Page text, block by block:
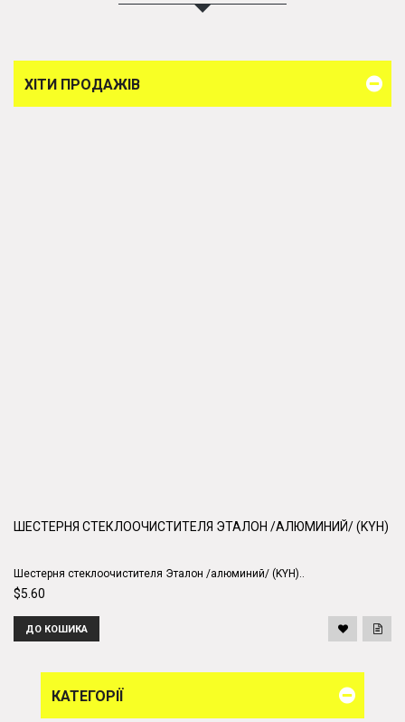
ХІТИ ПРОДАЖІВ
ШЕСТЕРНЯ СТЕКЛООЧИСТИТЕЛЯ ЭТАЛОН /АЛЮМИНИЙ/ (KYH)
Шестерня стеклоочистителя Эталон /алюминий/ (KYH)..
$5.60
ДО КОШИКА
КАТЕГОРІЇ